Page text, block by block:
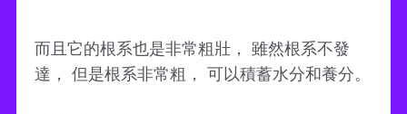
而且它的根系也是非常粗壯， 雖然根系不發
達， 但是根系非常粗， 可以積蓄水分和養分。